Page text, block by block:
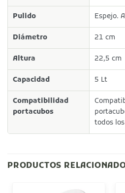
Pulido Espejo.
Diámetro 21 cm
Altura 22,5 cm
Capacidad 5 Lt
Compatibilidad
portacubos
todos
PRODUCTOS